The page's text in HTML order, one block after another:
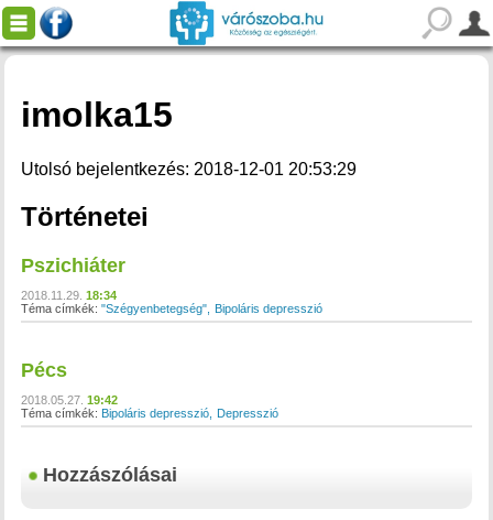
imolka15
Utolsó bejelentkezés: 2018-12-01 20:53:29
Történetei
Pszichiáter
2018.11.29. 18:34
Téma címkék: "Szégyenbetegség" Bipoláris depresszió
Pécs
2018.05.27. 19:42
Téma címkék: Bipoláris depresszió Depresszió
Hozzászólásai